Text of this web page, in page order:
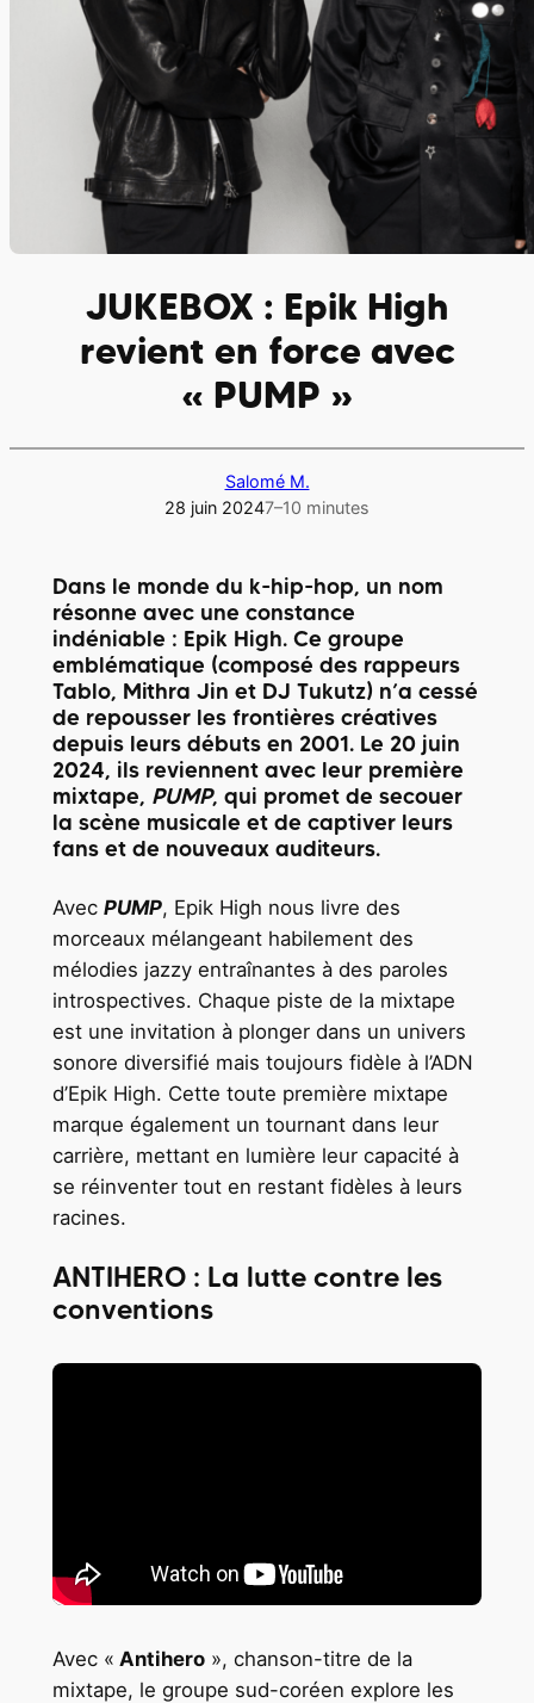
JUKEBOX : Epik High
revient en force avec
« PUMP »
Salomé M.
28 juin 20247–10 minutes
Dans le monde du k-hip-hop, un nom
résonne avec une constance
indéniable : Epik High. Ce groupe
emblématique (composé des rappeurs
Tablo, Mithra Jin et DJ Tukutz) n’a cessé
de repousser les frontières créatives
depuis leurs débuts en 2001. Le 20 juin
2024, ils reviennent avec leur première
mixtape, PUMP, qui promet de secouer
la scène musicale et de captiver leurs
fans et de nouveaux auditeurs.
Avec PUMP, Epik High nous livre des
morceaux mélangeant habilement des
mélodies jazzy entraînantes à des paroles
introspectives. Chaque piste de la mixtape
est une invitation à plonger dans un univers
sonore diversifié mais toujours fidèle à l’ADN
d’Epik High. Cette toute première mixtape
marque également un tournant dans leur
carrière, mettant en lumière leur capacité à
se réinventer tout en restant fidèles à leurs
racines.
ANTIHERO : La lutte contre les
conventions
Avec « Antihero», chanson-titre de la
mixtape, le groupe sud-coréen explore les